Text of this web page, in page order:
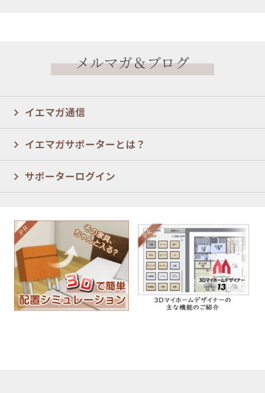
メルマガ＆ブログ
イエマガ通信
イエマガサポーターとは？
サポーターログイン